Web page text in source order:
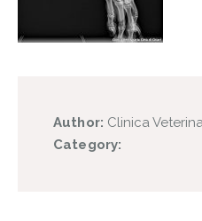
Author: Clinica
Category: